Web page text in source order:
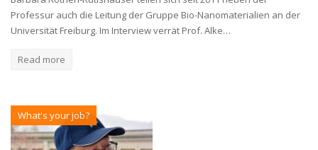
Professur auch die Leitung der Gruppe Bio-Nanomaterialien an der
Universität Freiburg. Im Interview verrät Prof. Alke…
Read more
What's your job?